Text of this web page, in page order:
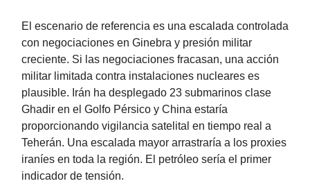
El escenario de referencia es una escalada controlada
con negociaciones en Ginebra y presión militar
creciente. Si las negociaciones fracasan, una acción
militar limitada contra instalaciones nucleares es
plausible. Irán ha desplegado 23 submarinos clase
Ghadir en el Golfo Pérsico y China estaría
proporcionando vigilancia satelital en tiempo real a
Teherán. Una escalada mayor arrastraría a los proxies
iraníes en toda la región. El petróleo sería el primer
indicador de tensión.